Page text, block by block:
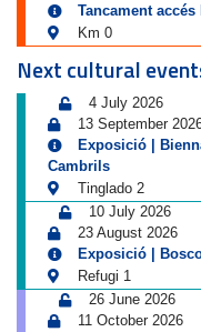
Tancament
Km 0
Next cultural
4 July 2026
13 September
Exposició |
Cambrils
Tinglado 2
10 July 2026
23 August 2026
Exposició |
Refugi 1
26 June 2026
11 October 2026